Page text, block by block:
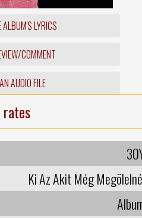
LYRICS
COMMENT
AUDIO FILE
rates
Ki Az Akit Még